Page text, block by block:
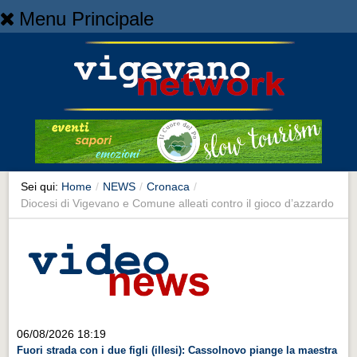
Menu Principale
NEWS
Cronaca
Cronaca
Artes et Artificia
Sport
Territorio
Sei qui: Home / NEWS / Cronaca /
Diocesi di Vigevano e Comune alleati contro il gioco d’azzardo
06/08/2026 18:19
Fuori strada con i due figli (illesi): Cassolnovo piange la maestra